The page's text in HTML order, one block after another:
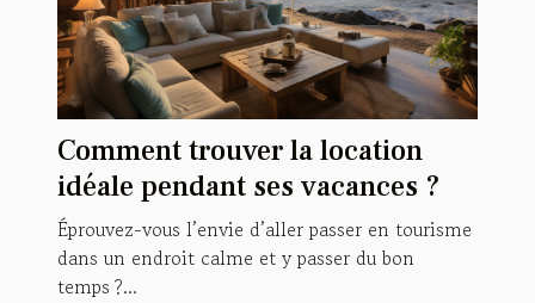
Comment trouver la location
idéale pendant ses vacances ?
Éprouvez-vous l’envie d’aller passer en tourisme
dans un endroit calme et y passer du bon
temps ?...